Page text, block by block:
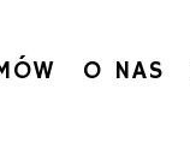
O NAS